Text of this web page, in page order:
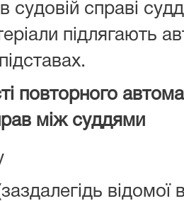
судовій справі
підлягають
повторного
між суддями
відомої